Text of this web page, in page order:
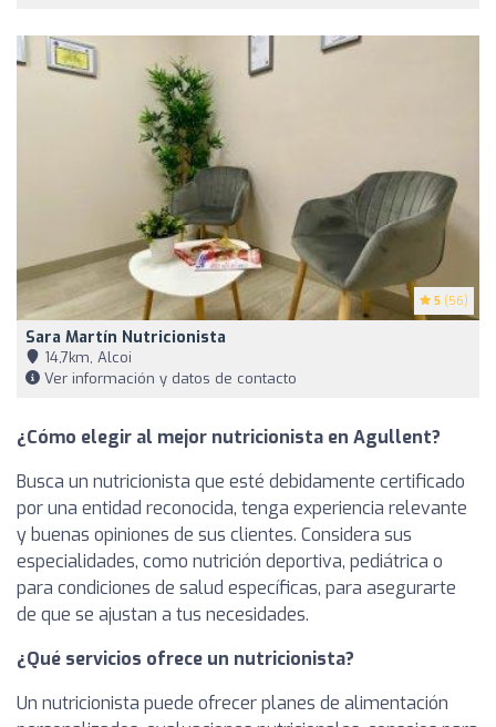
5 (56)
Sara Martín Nutricionista
14,7km, Alcoi
Ver información y datos de contacto
¿Cómo elegir al mejor nutricionista en Agullent?
Busca un nutricionista que esté debidamente certificado
por una entidad reconocida, tenga experiencia relevante
y buenas opiniones de sus clientes. Considera sus
especialidades, como nutrición deportiva, pediátrica o
para condiciones de salud específicas, para asegurarte
de que se ajustan a tus necesidades.
¿Qué servicios ofrece un nutricionista?
Un nutricionista puede ofrecer planes de alimentación